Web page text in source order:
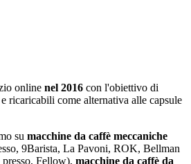
online nel 2016 con l'obiettivo di
ricaricabili come alternativa alle capsule
su macchine da caffè meccaniche
9Barista, La Pavoni, ROK, Bellman
Fellow), macchine da caffè da